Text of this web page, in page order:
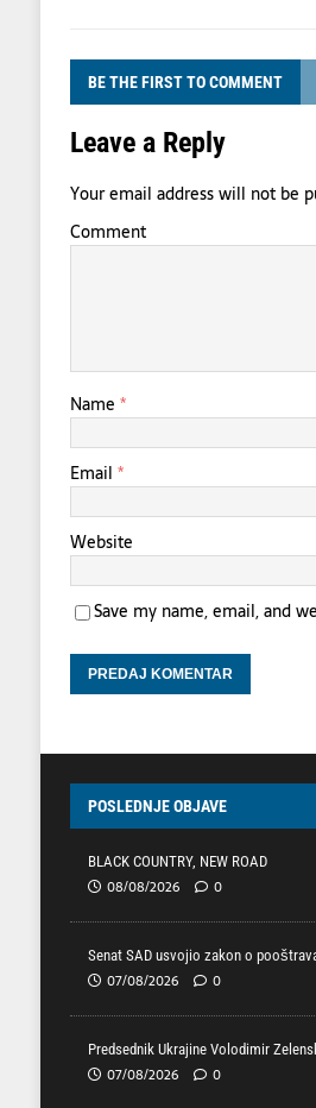
BE THE FIRST TO COMMENT
Leave a Reply
Your email address will not be
Comment
Name *
Email *
Website
Save my name, email, and
POSLEDNJE OBJAVE
BLACK COUNTRY, NEW ROAD
08/08/2026 0
Senat SAD usvojio zakon o
07/08/2026 0
Predsednik Ukrajine Volodimir
07/08/2026 0